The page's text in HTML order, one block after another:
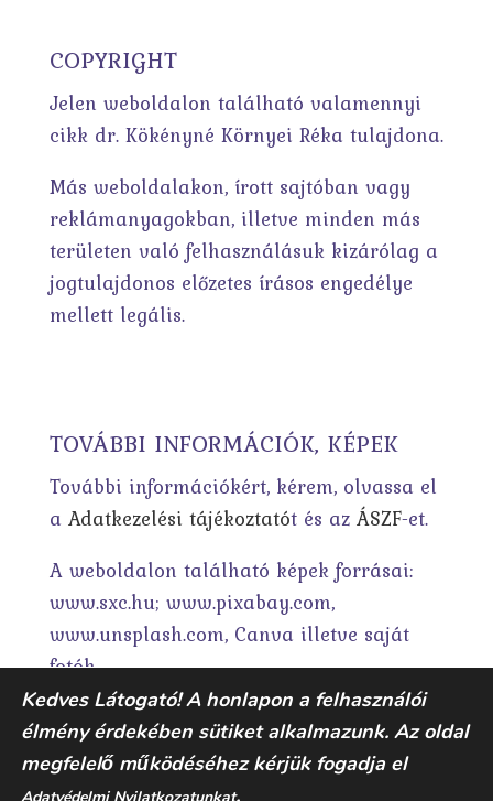
COPYRIGHT
Jelen weboldalon található valamennyi
cikk dr. Kökényné Környei Réka tulajdona.
Más weboldalakon, írott sajtóban vagy
reklámanyagokban, illetve minden más
területen való felhasználásuk kizárólag a
jogtulajdonos előzetes írásos engedélye
mellett legális.
TOVÁBBI INFORMÁCIÓK, KÉPEK
További információkért, kérem, olvassa el
a Adatkezelési tájékoztatót és az ÁSZF-et.
A weboldalon található képek forrásai:
www.sxc.hu; www.pixabay.com,
www.unsplash.com, Canva illetve saját
fotók.
Kedves Látogató! A honlapon a felhasználói
élmény érdekében sütiket alkalmazunk. Az oldal
megfelelő működéséhez kérjük fogadja el
.